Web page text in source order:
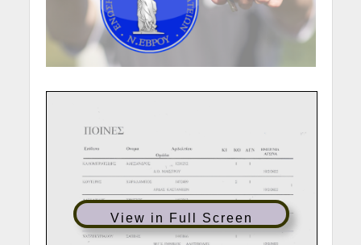
View in Full Screen